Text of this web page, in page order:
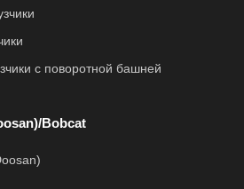
с поворотной башней
Bobcat